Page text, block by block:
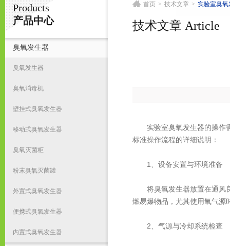
南京皇明臭氧机电设备厂
Products
产品中心
臭氧发生器
臭氧发生器
臭氧消毒机
壁挂式臭氧发生器
移动式臭氧发生器
臭氧灭菌柜
粉末臭氧灭菌罐
外置式臭氧发生器
便携式臭氧发生器
内置式臭氧发生器
首页 > 技术文章 > 实验室臭
技术文章 Article
实验室臭氧发生器的操作需
标准操作流程的详细说明：
‌1、设备安置与环境准备‌
将臭氧发生器放置在通风良
燃易爆物品，尤其使用氧气源
‌2、气源与冷却系统检查‌